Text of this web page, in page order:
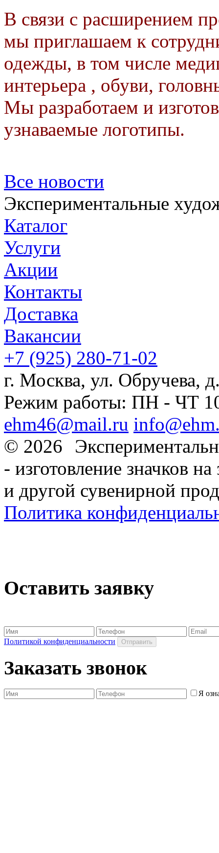
В связи с расширением
мы приглашаем к
одежды, в том числе
интерьера , обуви,
Мы разработаем и
узнаваемые логотипы.
Все новости
Экспериментальные
Каталог
Услуги
Акции
Контакты
Доставка
Вакансии
+7 (925) 280-71-02
г. Москва, ул. Обручева,
Режим работы: ПН - ЧТ
ehm46@mail.ru
© 2026
- изготовление значков
и другой сувенирной
Политика
Оставить заявку
Политикой конфиденциальности
Заказать звонок
Я